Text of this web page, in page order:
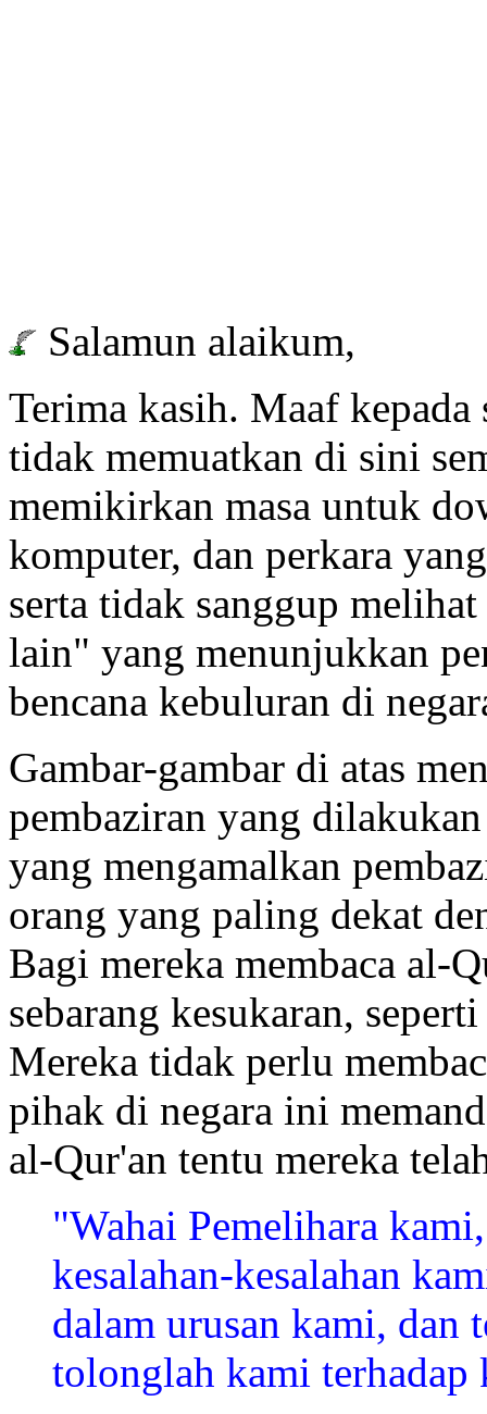
Salamun alaikum,
Terima kasih. Maaf kepada
tidak memuatkan di sini
memikirkan masa untuk
komputer, dan perkara
serta tidak sanggup
lain" yang menunjukkan
bencana kebuluran di
Gambar-gambar di atas
pembaziran yang
yang mengamalkan
orang yang paling dekat
Bagi mereka membaca al-
sebarang kesukaran,
Mereka tidak perlu
pihak di negara ini
al-Qur'an tentu mereka
"Wahai Pemelihara
kesalahan-kesalahan
dalam urusan kami, dan
tolonglah kami